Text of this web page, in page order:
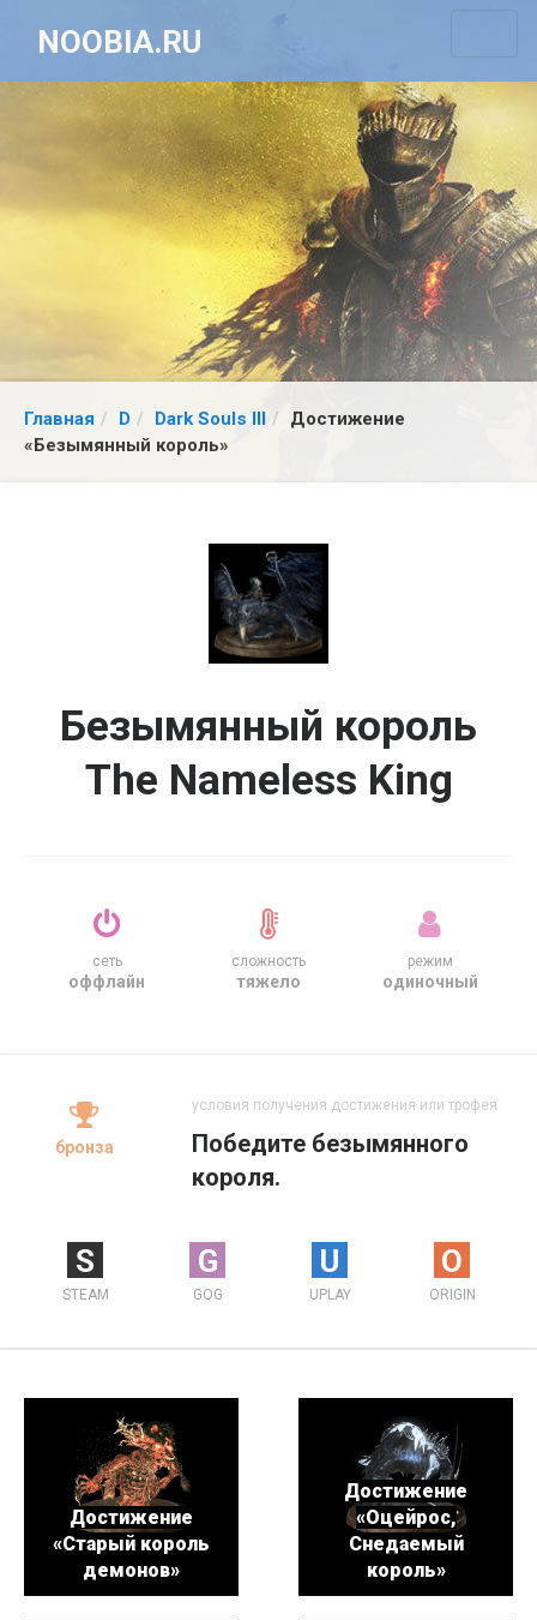
NOOBIA.RU
Главная D Dark Souls III
Достижение
«Безымянный король»
Безымянный король
The Nameless King
сеть
оффлайн
сложность
тяжело
режим
одиночный
бронза
условия получения достижения или трофея
Победите безымянного
короля.
S
STEAM
G
GOG
U
UPLAY
O
ORIGIN
Достижение
«Старый король
демонов»
Достижение
«Оцейрос,
Снедаемый
король»